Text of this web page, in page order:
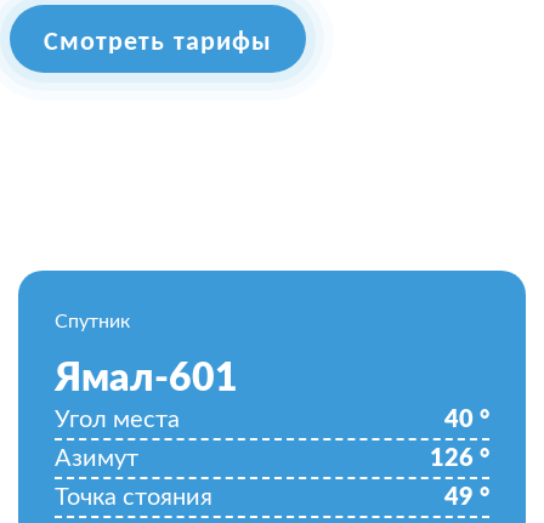
Смотреть тарифы
Спутник
Ямал-601
Угол места 40 °
Азимут
126 °
Точка стояния
49 °